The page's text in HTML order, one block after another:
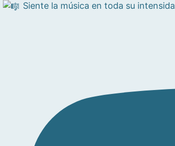
Siente la música en toda su